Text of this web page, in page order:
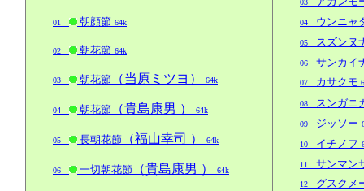
01 朝顔節 64k
02 朝花節 64k
03 朝花節 （当原ミツヨ） 64k
04 朝花節 （貴島康男 ） 64k
05 長朝花節 （福山幸司 ） 64k
06 一切朝花節 （貴島康男 ） 64k
03
04 ウンニャ
05 スズンヌ
06 サンカイ
07 カサクモ
08 スンガニ
09 ジッソー
10 イチノフ
11 サンマン
12 グスクメ